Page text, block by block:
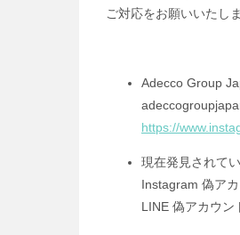
ご対応をお願いいたしま
Adecco Group
https://
現在発見されて
Instagram 偽ア
LINE 偽アカウン